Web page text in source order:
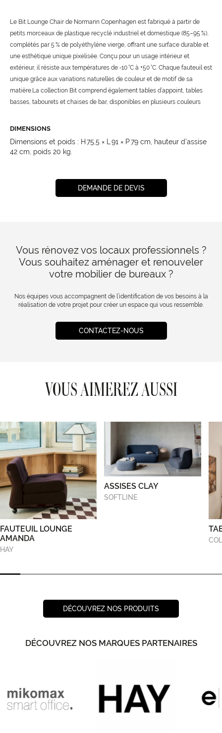
Le Bit Lounge Chair de Normann Copenhagen est fabriqué à partir de
petits morceaux de plastique recyclé industriel et domestique (85–95 %),
complétés par 5 % de polyéthylène vierge, offrant une surface durable et
une esthétique unique pixelisée. Conçu pour un usage intérieur et
extérieur, il résiste aux températures de ‑10 °C à +50 °C. Chaque fauteuil est
unique grâce aux variations naturelles de couleur et de motif de sa
matière.La collection Bit comprend également tables d’appoint, tables
basses, tabourets et chaises de bar, disponibles en plusieurs couleurs
DIMENSIONS
Dimensions et poids : H 75,5 × L 91 × P 79 cm, hauteur d’assise
42 cm, poids 20 kg.
DEMANDE DE DEVIS
Vous rénovez vos locaux professionnels ?
Vous souhaitez aménager et renouveler
votre mobilier de bureaux ?
Nos équipes vous accompagnent de l’identification de vos besoins à la
réalisation de votre projet pour créer un espace qui vous ressemble.
CONTACTEZ-NOUS
VOUS AIMEREZ AUSSI
FAUTEUIL LOUNGE
AMANDA
HAY
ASSISES CLAY
SOFTLINE
DÉCOUVREZ NOS PRODUITS
DÉCOUVREZ NOS MARQUES PARTENAIRES